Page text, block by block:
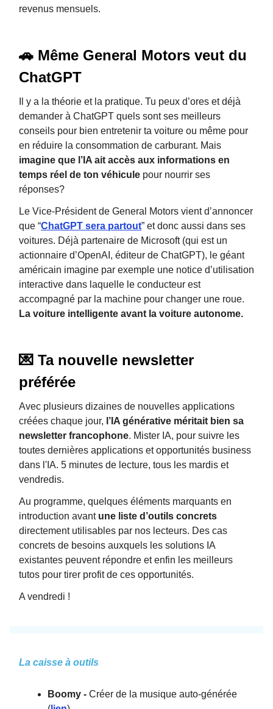
revenus mensuels.
🚗 Même General Motors veut du
ChatGPT
Il y a la théorie et la pratique. Tu peux d’ores et déjà
demander à ChatGPT quels sont ses meilleurs
conseils pour bien entretenir ta voiture ou même pour
en réduire la consommation de carburant. Mais
imagine que l’IA ait accès aux informations en
temps réel de ton véhicule pour nourrir ses
réponses?
Le Vice-Président de General Motors vient d’annoncer
que “ChatGPT sera partout” et donc aussi dans ses
voitures. Déjà partenaire de Microsoft (qui est un
actionnaire d’OpenAI, éditeur de ChatGPT), le géant
américain imagine par exemple une notice d’utilisation
interactive dans laquelle le conducteur est
accompagné par la machine pour changer une roue.
La voiture intelligente avant la voiture autonome.
💌 Ta nouvelle newsletter
préférée
Avec plusieurs dizaines de nouvelles applications
créées chaque jour, l’IA générative méritait bien sa
newsletter francophone. Mister IA, pour suivre les
toutes dernières applications et opportunités business
dans l'IA. 5 minutes de lecture, tous les mardis et
vendredis.
Au programme, quelques éléments marquants en
introduction avant une liste d’outils concrets
directement utilisables par nos lecteurs. Des cas
concrets de besoins auxquels les solutions IA
existantes peuvent répondre et enfin les meilleurs
tutos pour tirer profit de ces opportunités.
A vendredi !
La caisse à outils
Boomy - Créer de la musique auto-générée